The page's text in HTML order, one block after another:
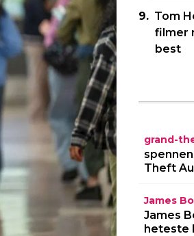
Tom
filmer
best
grand-
Theft
James
James
heteste